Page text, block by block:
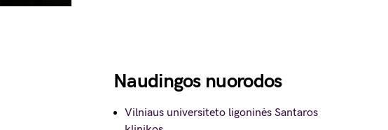
Naudingos nuorodos
Vilniaus universiteto ligoninės Santaros